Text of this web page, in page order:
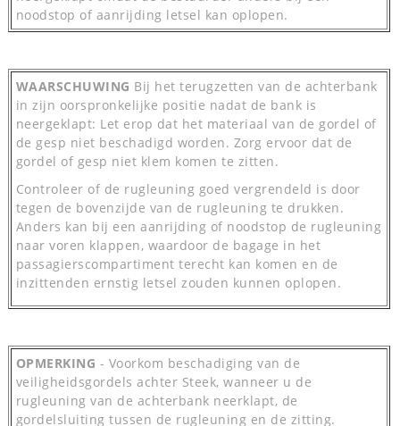
noodstop of aanrijding letsel kan oplopen.
WAARSCHUWING Bij het terugzetten van de achterbank
in zijn oorspronkelijke positie nadat de bank is
neergeklapt: Let erop dat het materiaal van de gordel of
de gesp niet beschadigd worden. Zorg ervoor dat de
gordel of gesp niet klem komen te zitten.
Controleer of de rugleuning goed vergrendeld is door
tegen de bovenzijde van de rugleuning te drukken.
Anders kan bij een aanrijding of noodstop de rugleuning
naar voren klappen, waardoor de bagage in het
passagierscompartiment terecht kan komen en de
inzittenden ernstig letsel zouden kunnen oplopen.
OPMERKING - Voorkom beschadiging van de
veiligheidsgordels achter Steek, wanneer u de
rugleuning van de achterbank neerklapt, de
gordelsluiting tussen de rugleuning en de zitting.